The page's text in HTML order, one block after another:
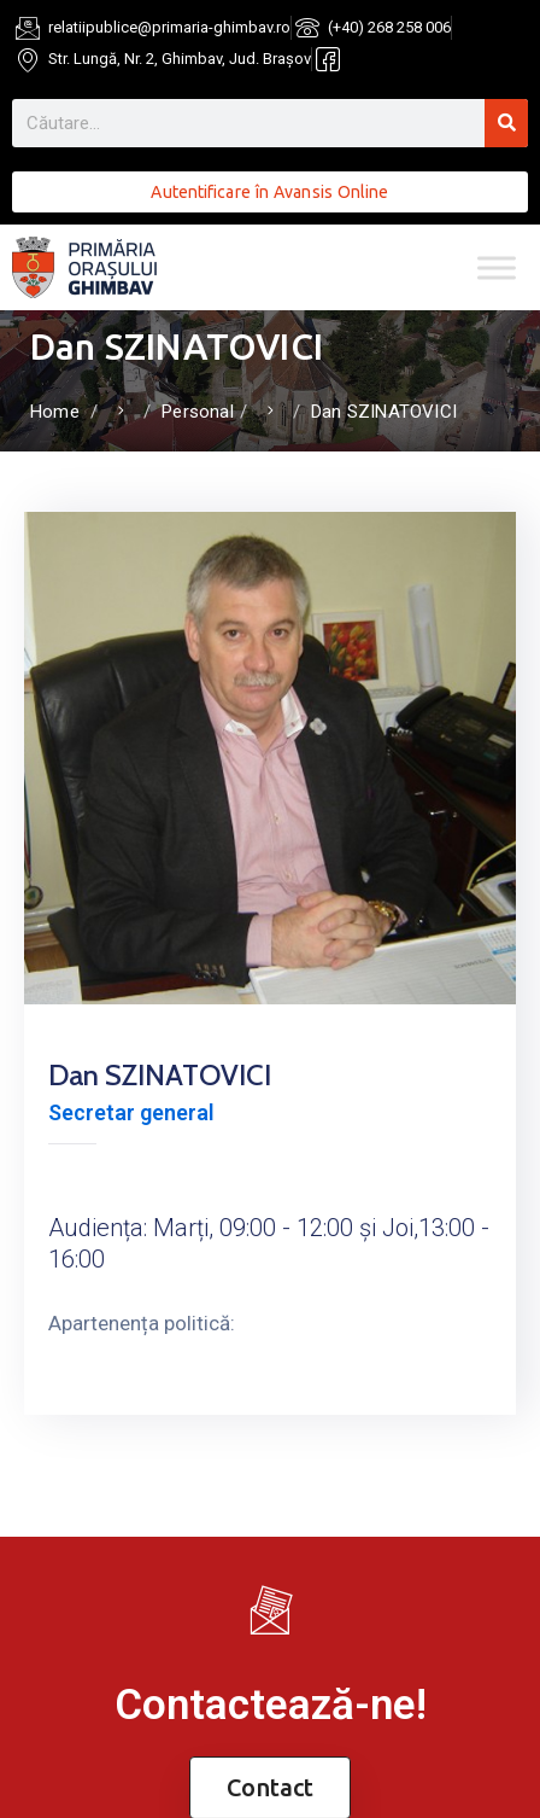
relatiipublice@primaria-ghimbav.ro
(+40) 268 258 006
Str. Lungă, Nr. 2, Ghimbav, Jud. Brașov
Autentificare în Avansis Online
Dan SZINATOVICI
Home Personal Dan SZINATOVICI
Dan SZINATOVICI
Secretar general
Audiența: Marți, 09:00 - 12:00 și Joi,13:00 -
16:00
Apartenența politică:
Contactează-ne!
Contact